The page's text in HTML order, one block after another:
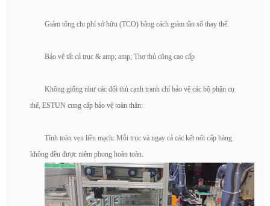
Giảm tổng chi phí sở hữu (TCO) bằng cách giảm tần số thay thế.
Bảo vệ tất cả trục & amp; amp; Thợ thủ công cao cấp
Không giống như các đối thủ cạnh tranh chỉ bảo vệ các bộ phận cụ
thể, ESTUN cung cấp bảo vệ toàn thân:
Tính toàn vẹn liền mạch: Mỗi trục và ngay cả các kết nối cấp hàng
không đều được niêm phong hoàn toàn.